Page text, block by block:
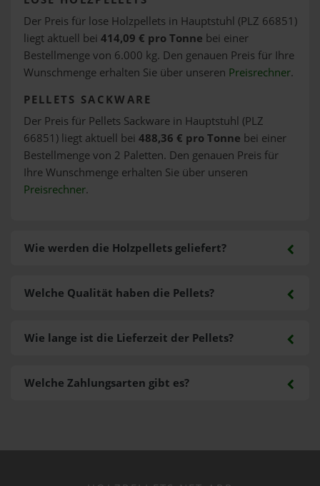
Der Preis für lose Holzpellets in Hauptstuhl (PLZ 66851)
liegt aktuell bei 414,09 € pro Tonne bei einer
Bestellmenge von 6.000 kg. Den genauen Preis für Ihre
Wunschmenge erhalten Sie über unseren Preisrechner.
PELLETS SACKWARE
Der Preis für Pellets Sackware in Hauptstuhl (PLZ
66851) liegt aktuell bei 488,36 € pro Tonne bei einer
Bestellmenge von 2 Paletten. Den genauen Preis für
Ihre Wunschmenge erhalten Sie über unseren
Preisrechner.
Wie werden die Holzpellets geliefert?
Welche Zahlungsarten gibt es?
Welche Qualität haben die Pellets?
Wie lange ist die Lieferzeit der Pellets?